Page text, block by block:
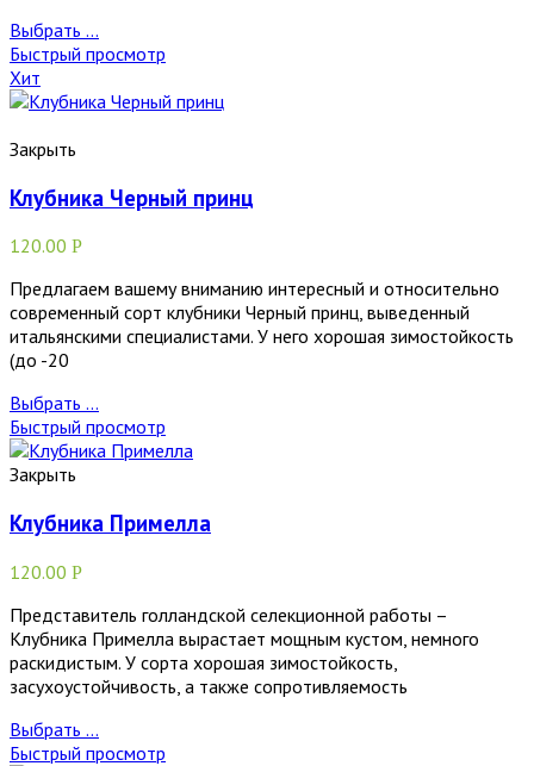
Выбрать ...
Быстрый просмотр
Хит
Закрыть
Клубника Черный принц
120.00 Р
Предлагаем вашему вниманию интересный и относительно
современный сорт клубники Черный принц, выведенный
итальянскими специалистами. У него хорошая зимостойкость
(до -20
Выбрать ...
Быстрый просмотр
Закрыть
Клубника Примелла
120.00 Р
Представитель голландской селекционной работы –
Клубника Примелла вырастает мощным кустом, немного
раскидистым. У сорта хорошая зимостойкость,
засухоустойчивость, а также сопротивляемость
Выбрать ...
Быстрый просмотр